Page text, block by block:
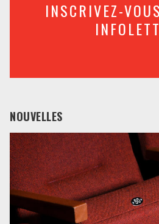
INSCRIVEZ-
NOUVELLES